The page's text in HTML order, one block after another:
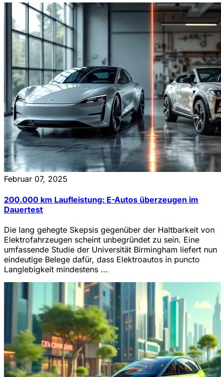
Februar 07, 2025
200.000 km Laufleistung: E-Autos überzeugen im
Dauertest
Die lang gehegte Skepsis gegenüber der Haltbarkeit von
Elektrofahrzeugen scheint unbegründet zu sein. Eine
umfassende Studie der Universität Birmingham liefert nun
eindeutige Belege dafür, dass Elektroautos in puncto
Langlebigkeit mindestens ...